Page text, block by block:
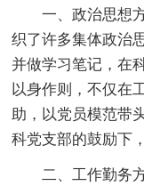
一、政治思想
织了许多集体政治
并做学习笔记，在
以身作则，不仅在
助，以党员模范带
科党支部的鼓励下
二、工作勤务